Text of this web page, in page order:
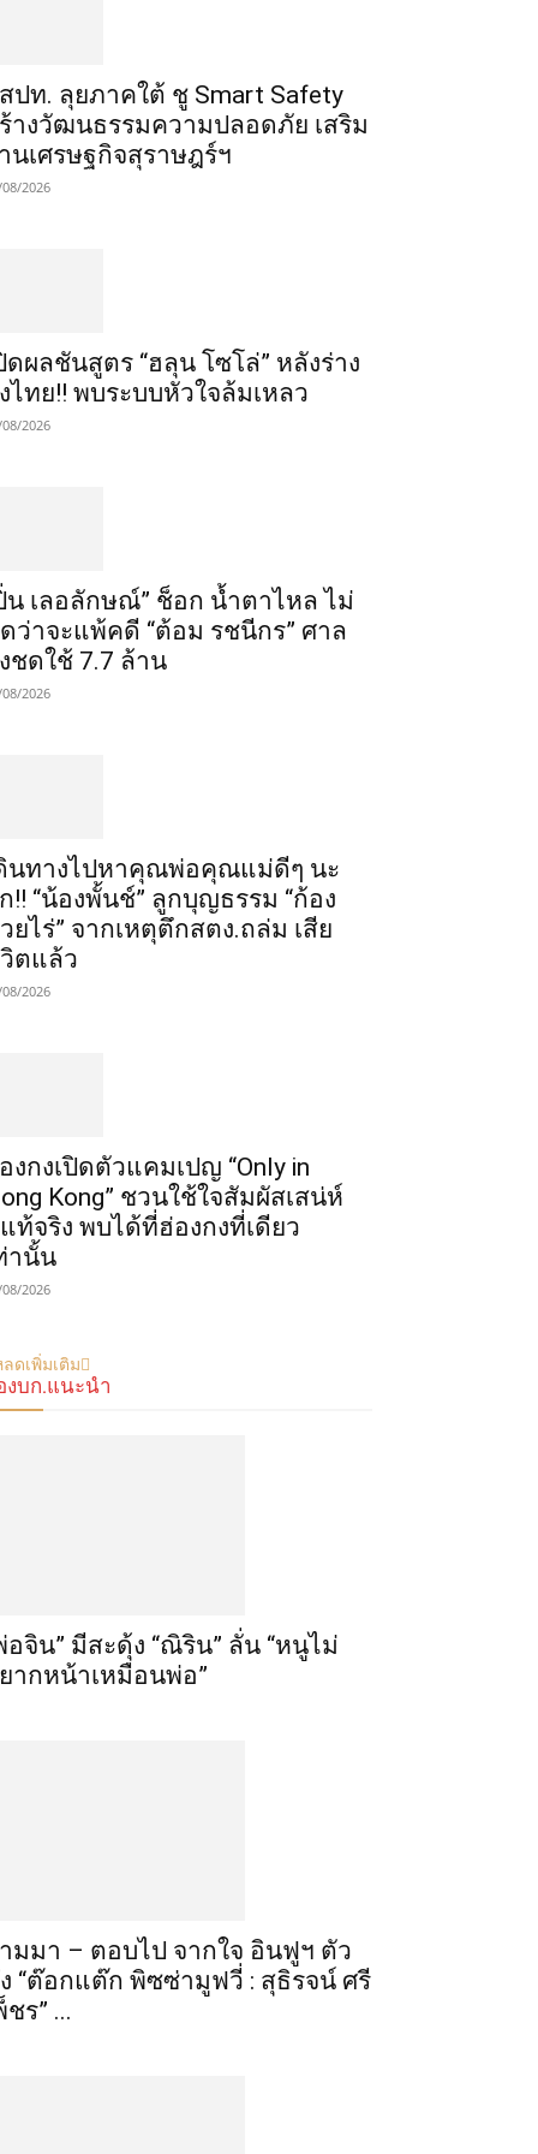
ปท. ลุยภาคใต้ ชู Smart Safety
างวัฒนธรรมความปลอดภัย เสริม
นเศรษฐกิจสุราษฎร์ฯ
2026
ดผลชันสูตร “ฮลุน โซโล่” หลังร่าง
ไทย!! พบระบบหัวใจล้มเหลว
2026
น เลอลักษณ์” ช็อก น้ำตาไหล ไม่
ว่าจะแพ้คดี “ต้อม รชนีกร” ศาล
ชดใช้ 7.7 ล้าน
2026
นทางไปหาคุณพ่อคุณแม่ดีๆ นะ
!! “น้องพั้นช์” ลูกบุญธรรม “ก้อง
ยไร่” จากเหตุตึกสตง.ถล่ม เสีย
ตแล้ว
2026
งกงเปิดตัวแคมเปญ “Only in
Kong” ชวนใช้ใจสัมผัสเสน่ห์
ท้จริง พบได้ที่ฮ่องกงที่เดียว
านั้น
2026
ดเพิ่มเติม
งบก.แนะนำ
อจิน” มีสะดุ้ง “ณิริน” ลั่น “หนูไม่
ากหน้าเหมือนพ่อ”
มมา – ตอบไป จากใจ อินฟูฯ ตัว
“ต๊อกแต๊ก พิซซ่ามูฟวี่ : สุธิรจน์ ศรี
ชร” ...